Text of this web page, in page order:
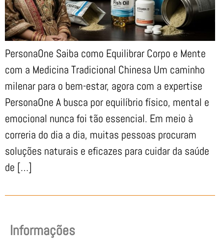
PersonaOne Saiba como Equilibrar Corpo e Mente
com a Medicina Tradicional Chinesa Um caminho
milenar para o bem-estar, agora com a expertise
PersonaOne A busca por equilíbrio físico, mental e
emocional nunca foi tão essencial. Em meio à
correria do dia a dia, muitas pessoas procuram
soluções naturais e eficazes para cuidar da saúde
de […]
Informações